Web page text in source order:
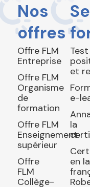
Nos
offres
Offre FLM
Entreprise
Offre FLM
Organisme
de
formation
Offre FLM
Enseignement
supérieur
Offre
FLM
Collège-
Se
et
e-
la
en